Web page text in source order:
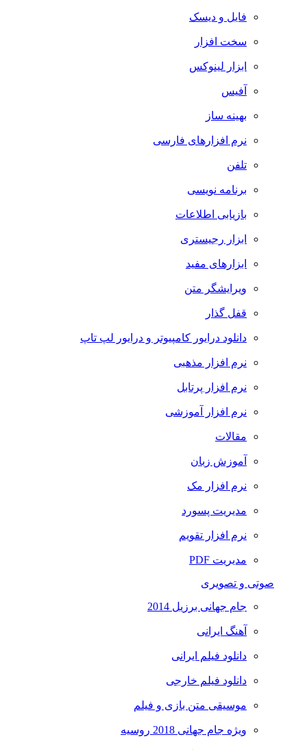
فایل و دیسک
سخت افزار
ابزار لینوکس
آفیس
بهینه ساز
نرم افزارهای فارسی
تلفن
برنامه نویسی
بازیابی اطلاعات
ابزار رجیستری
ابزارهای مفید
ویرایشگر متن
قفل گذار
دانلود درایور کامپیوتر و درایور لپ تاپ
نرم افزار مذهبی
نرم افزار پرتابل
نرم افزار آموزشی
مقالات
آموزش زبان
نرم افزار مک
مدیریت پسورد
نرم افزار تقویم
مدیریت PDF
صوتی و تصویری
جام جهانی برزیل 2014
آهنگ ایرانی
دانلود فیلم ایرانی
دانلود فیلم خارجی
موسیقی متن بازی و فیلم
ویژه جام جهانی 2018 روسیه